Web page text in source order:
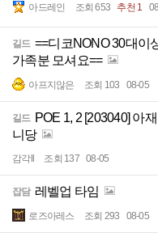
아드레인 조회 653 추천 1
길드 ==디코NONO 30대이
가족분 모셔요==
아프지않은 조회 103 08-05
길드 POE 1, 2 [203040] 아
니당
감각ll 조회 137 08-05
잡담 레벨업 타임
로즈아레스 조회 293 08-05